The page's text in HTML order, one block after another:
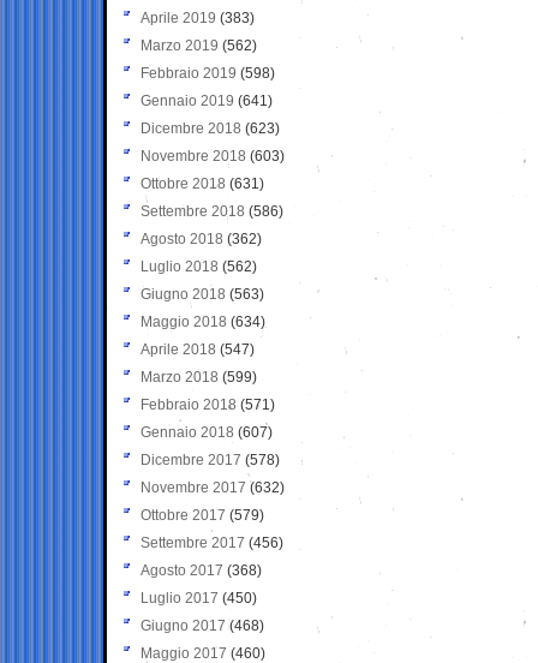
Aprile 2019 (383)
Marzo 2019 (562)
Febbraio 2019 (598)
Gennaio 2019 (641)
Dicembre 2018 (623)
Novembre 2018 (603)
Ottobre 2018 (631)
Settembre 2018 (586)
Agosto 2018 (362)
Luglio 2018 (562)
Giugno 2018 (563)
Maggio 2018 (634)
Aprile 2018 (547)
Marzo 2018 (599)
Febbraio 2018 (571)
Gennaio 2018 (607)
Dicembre 2017 (578)
Novembre 2017 (632)
Ottobre 2017 (579)
Settembre 2017 (456)
Agosto 2017 (368)
Luglio 2017 (450)
Giugno 2017 (468)
Maggio 2017 (460)